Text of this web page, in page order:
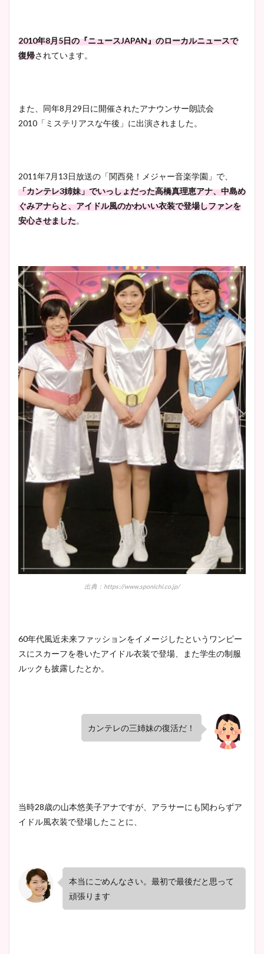
2010年8月5日の『ニュースJAPAN』のローカルニュースで
復帰されています。
また、同年8月29日に開催されたアナウンサー朗読会
2010「ミステリアスな午後」に出演されました。
2011年7月13日放送の「関西発！メジャー音楽学園」で、
「カンテレ3姉妹」でいっしょだった高橋真理恵アナ、中島め
ぐみアナらと、アイドル風のかわいい衣装で登場しファンを
安心させました。
出典：https://www.sponichi.co.jp/
60年代風近未来ファッションをイメージしたというワンピー
スにスカーフを巻いたアイドル衣装で登場、また学生の制服
ルックも披露したとか。
カンテレの三姉妹の復活だ！
当時28歳の山本悠美子アナですが、アラサーにも関わらずア
イドル風衣装で登場したことに、
本当にごめんなさい。最初で最後だと思って
頑張ります